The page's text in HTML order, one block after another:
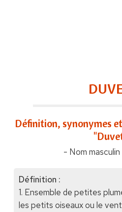
Définition, synonymes
- Nom
Définition :
1. Ensemble de petites
les petits oiseaux ou le